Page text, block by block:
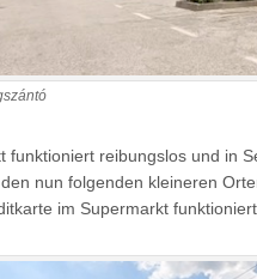
funktioniert reibungslos und in
nun folgenden kleineren
im Supermarkt